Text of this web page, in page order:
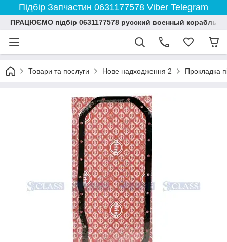
Підбір Запчастин 0631177578 Viber Telegram
ПРАЦЮЄМО підбір 0631177578 русский военный корабль
Товари та послуги Нове надходження 2 Прокладка